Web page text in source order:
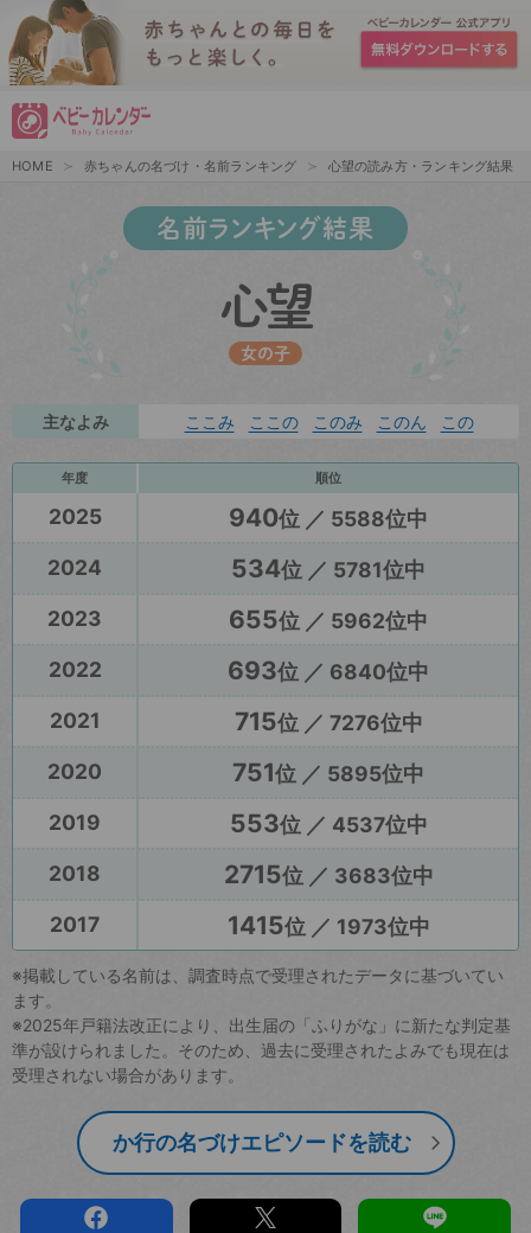
HOME 赤ちゃんの名づけ・名前ランキング 心望の読み方・ランキング結果
名前ランキング結果
心望
女の子
主なよみ ここみ ここの このみ このん この
年度 順位
2025 940位 ／ 5588位中
2024
534位 ／ 5781位中
2023
655位 ／ 5962位中
2022
693位 ／ 6840位中
2021
715位 ／ 7276位中
2020
751位 ／ 5895位中
2019
553位 ／ 4537位中
2018
2715位 ／ 3683位中
2017
1415位 ／ 1973位中
※掲載している名前は、調査時点で受理されたデータに基づいてい
ます。
※2025年戸籍法改正により、出生届の「ふりがな」に新たな判定基
準が設けられました。そのため、過去に受理されたよみでも現在は
受理されない場合があります。
か行の名づけエピソードを読む